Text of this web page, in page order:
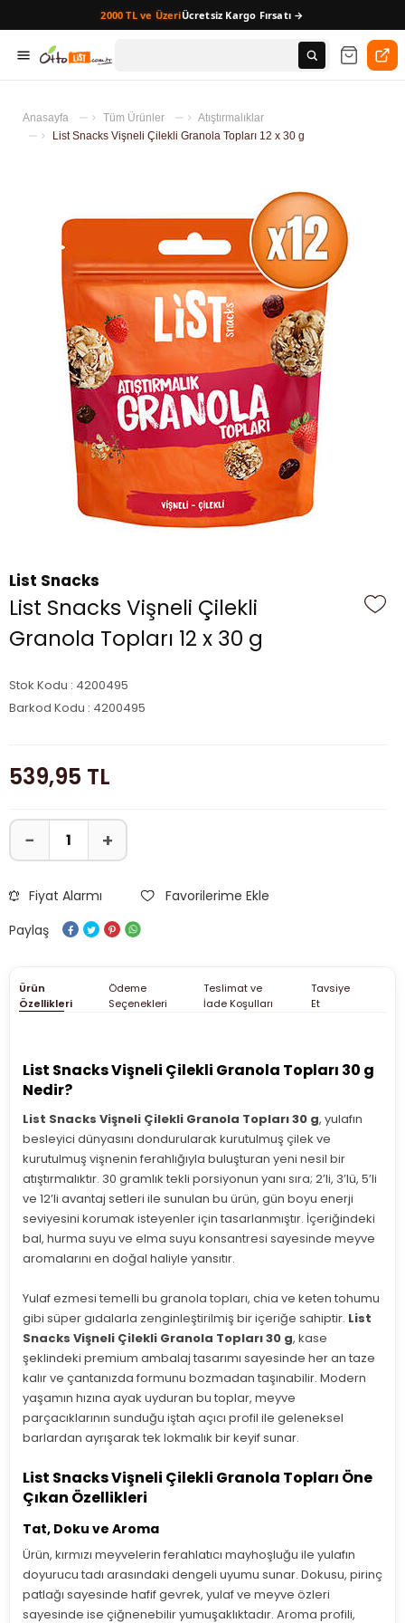
2000 TL ve ÜzeriÜcretsiz Kargo Fırsatı →
Anasayfa Tüm Ürünler
Atıştırmalıklar
List Snacks Vişneli Çilekli Granola Topları 12 x 30 g
List Snacks
List Snacks Vişneli Çilekli
Granola Topları 12 x 30 g
Stok Kodu : 4200495
Barkod Kodu : 4200495
539,95 TL
Fiyat Alarmı
Favorilerime Ekle
Paylaş
Ürün
Özellikleri
Ödeme
Seçenekleri
Teslimat ve
İade Koşulları
Tavsiye
Et
List Snacks Vişneli Çilekli Granola Topları 30 g
Nedir?
List Snacks Vişneli Çilekli Granola Topları 30 g, yulafın
besleyici dünyasını dondurularak kurutulmuş çilek ve
kurutulmuş vişnenin ferahlığıyla buluşturan yeni nesil bir
atıştırmalıktır. 30 gramlık tekli porsiyonun yanı sıra; 2’li, 3’lü, 5’li
ve 12’li avantaj setleri ile sunulan bu ürün, gün boyu enerji
seviyesini korumak isteyenler için tasarlanmıştır. İçeriğindeki
bal, hurma suyu ve elma suyu konsantresi sayesinde meyve
aromalarını en doğal haliyle yansıtır.
Yulaf ezmesi temelli bu granola topları, chia ve keten tohumu
gibi süper gıdalarla zenginleştirilmiş bir içeriğe sahiptir. List
Snacks Vişneli Çilekli Granola Topları 30 g, kase
şeklindeki premium ambalaj tasarımı sayesinde her an taze
kalır ve çantanızda formunu bozmadan taşınabilir. Modern
yaşamın hızına ayak uyduran bu toplar, meyve
parçacıklarının sunduğu iştah açıcı profil ile geleneksel
barlardan ayrışarak tek lokmalık bir keyif sunar.
List Snacks Vişneli Çilekli Granola Topları Öne
Çıkan Özellikleri
Tat, Doku ve Aroma
Ürün, kırmızı meyvelerin ferahlatıcı mayhoşluğu ile yulafın
doyurucu tadı arasındaki dengeli uyumu sunar. Dokusu, pirinç
patlağı sayesinde hafif gevrek, yulaf ve meyve özleri
sayesinde ise çiğnenebilir yumuşaklıktadır. Aroma profili,